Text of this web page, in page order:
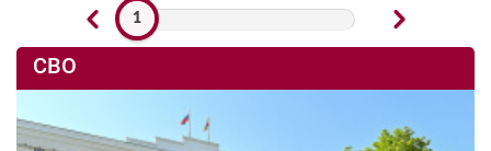
1
СВО